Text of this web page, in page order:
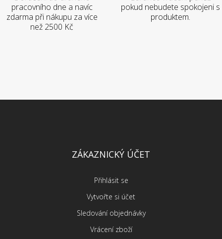
pracovního dne a navíc
zdarma při nákupu za více
než 2500 Kč
pokud nebudete spokojeni s
produktem.
ZÁKAZNICKÝ ÚČET
Přihlásit se
Vytvořte si účet
Sledování objednávky
Vrácení zboží